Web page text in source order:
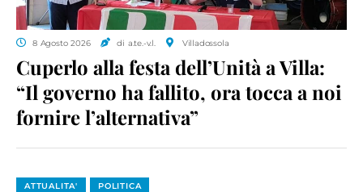
8 Agosto 2026 di a.te.-v.l. Villadossola
Cuperlo alla festa dell’Unità a Villa:
“Il governo ha fallito, ora tocca a noi
fornire l’alternativa”
ATTUALITA' POLITICA